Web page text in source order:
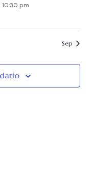
10:30 pm
Sep